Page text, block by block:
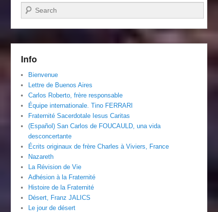
Recherche
Info
Bienvenue
Lettre de Buenos Aires
Carlos Roberto, frère responsable
Équipe internationale. Tino FERRARI
Fraternité Sacerdotale Iesus Caritas
(Español) San Carlos de FOUCAULD, una vida
desconcertante
Écrits originaux de frère Charles à Viviers, France
Nazareth
La Révision de Vie
Adhésion à la Fraternité
Histoire de la Fraternité
Désert, Franz JALICS
Le jour de désert